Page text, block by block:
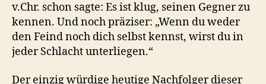
v.Chr. schon sagte: Es ist klug, seinen Gegner zu
kennen. Und noch präziser: „Wenn du weder
den Feind noch dich selbst kennst, wirst du in
jeder Schlacht unterliegen.“
Der einzig würdige heutige Nachfolger dieser